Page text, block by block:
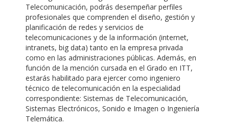
Telecomunicación, podrás desempeñar perfiles
profesionales que comprenden el diseño, gestión y
planificación de redes y servicios de
telecomunicaciones y de la información (internet,
intranets, big data) tanto en la empresa privada
como en las administraciones públicas. Además, en
función de la mención cursada en el Grado en ITT,
estarás habilitado para ejercer como ingeniero
técnico de telecomunicación en la especialidad
correspondiente: Sistemas de Telecomunicación,
Sistemas Electrónicos, Sonido e Imagen o Ingeniería
Telemática.